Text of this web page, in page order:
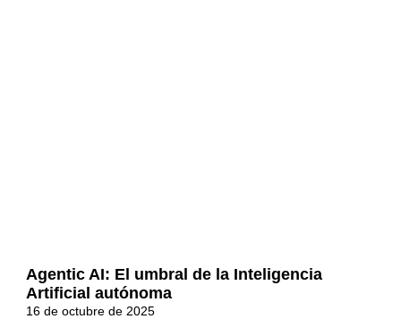
Agentic AI: El umbral de la Inteligencia
Artificial autónoma
16 de octubre de 2025